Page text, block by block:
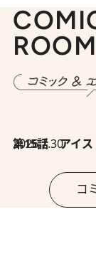
ROOM
2026.7.30
第15話 アイス
コ